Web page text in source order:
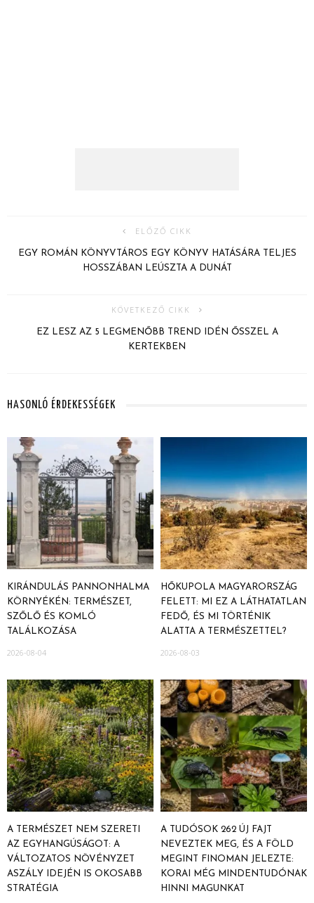
ELŐZŐ CIKK
EGY ROMÁN KÖNYVTÁROS EGY KÖNYV HATÁSÁRA TELJES
HOSSZÁBAN LEÚSZTA A DUNÁT
KÖVETKEZŐ CIKK
EZ LESZ AZ 5 LEGMENŐBB TREND IDÉN ŐSSZEL A
KERTEKBEN
HASONLÓ ÉRDEKESSÉGEK
KIRÁNDULÁS PANNONHALMA
KÖRNYÉKÉN: TERMÉSZET,
SZŐLŐ ÉS KOMLÓ
TALÁLKOZÁSA
2026-08-04
HŐKUPOLA MAGYARORSZÁG
FELETT: MI EZ A LÁTHATATLAN
FEDŐ, ÉS MI TÖRTÉNIK
ALATTA A TERMÉSZETTEL?
2026-08-03
A TERMÉSZET NEM SZERETI
AZ EGYHANGÚSÁGOT: A
VÁLTOZATOS NÖVÉNYZET
ASZÁLY IDEJÉN IS OKOSABB
STRATÉGIA
A TUDÓSOK 262 ÚJ FAJT
NEVEZTEK MEG, ÉS A FÖLD
MEGINT FINOMAN JELEZTE:
KORAI MÉG MINDENTUDÓNAK
HINNI MAGUNKAT